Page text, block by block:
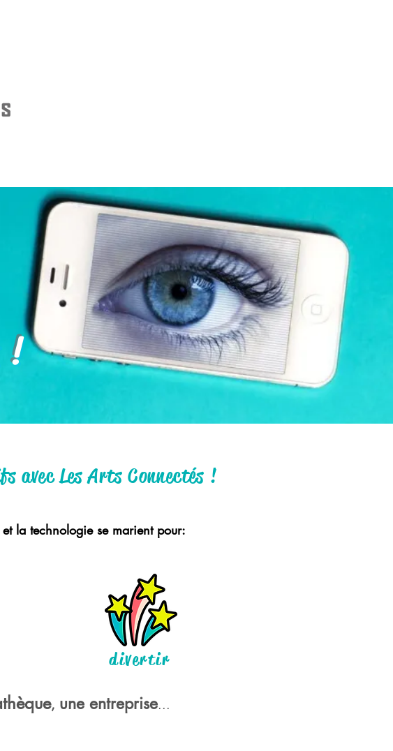
avec Les Arts Connectés !
la technologie se marient pour:
divertir
, une entreprise...